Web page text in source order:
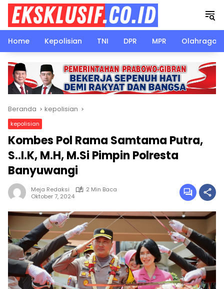
Langsung
konten
Home
Kepolisian TNI DPR MPR Olahraga
Beranda kepolisian
kepolisian
Kombes Pol Rama Samtama Putra,
S..I.K, M.H, M.Si Pimpin Polresta
Banyuwangi
Meja Redaksi
2 Min Baca
Oktober 7, 2024